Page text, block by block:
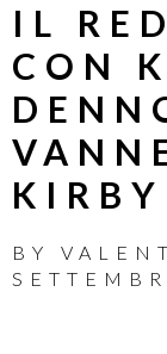
IL
CON
BY